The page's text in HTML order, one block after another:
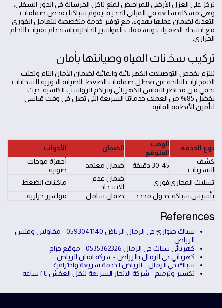
نركز على العزل الأرضي للمراحيض لمنع تآكل الخرسانة في الدور السفلي،
وهي مشكلة شائعة في المباني الحديثة. يقوم سباكنا بفحص صمامات
التغذية لضمان عملها بهدوء، مع توفير خدمة متخصصة للتعامل الفوري
مع انسداد الصفايات وتشققات المواسير الداخلية باستخدام تقنيات اللحام
الحراري.
تركيب سخانات المياه وصيانتها بأمان
نلتزم بفحص التوصيلات الكهربائية والمائية لضمان الأمان التام وتجنب
الانفجارات الناتجة عن تعطل صمامات الضغط. الصيانة الدورية للسخانات
تحمي من مخاطر التماس الكهربائي وتراكم الرواسب الكلسية، حيث
يفضل 85% من العملاء خدماتنا السريعة التي تصل في وقت قياسي
لتأمين الأنظمة المائية.
نوع الخدمة
الوقت
المتوقع
الضمان
الأدوات
كشف
التسربات
30-45 دقيقة ضمان معتمد
أجهزة موجات
صوتية
تسليك المجاريفوري
ضمان عدم
الانسداد
ماكينات الضغط
تأسيس سباكة جدول محدد ضمان شامل مواسير حرارية
References
سباك طوارئ حي الرمال الرياض 0593041140 - مقاولين وفنيين
الرياض
كهربائي سباك حي الرمال 0535362326 - موقع حراج
كهربائي حي الرمال بالرياض - شركه افنان الرياض
سباك حي الرمال , الرياض | خدمة سريعة واحترافية
تكسير وترميم - شركة الانجاز السريعة لنقل العفش ٢٤ ساعه